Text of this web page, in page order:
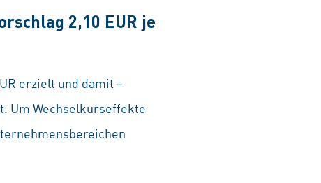
2,10 EUR je
erzielt und damit –
Um Wechselkurseffekte